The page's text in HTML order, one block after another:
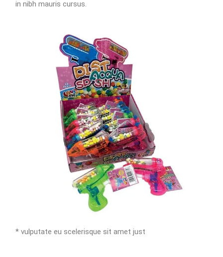
in nibh mauris cursus.
* vulputate eu scelerisque sit amet just